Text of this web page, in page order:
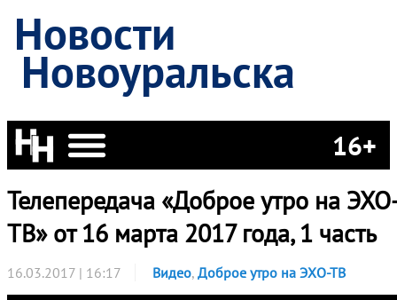
Новости
Новоуральска
16+
Телепередача «Доброе утро на
ТВ» от 16 марта 2017 года, 1 часть
16.03.2017 | 16:17 Видео, Доброе утро на ЭХО-ТВ